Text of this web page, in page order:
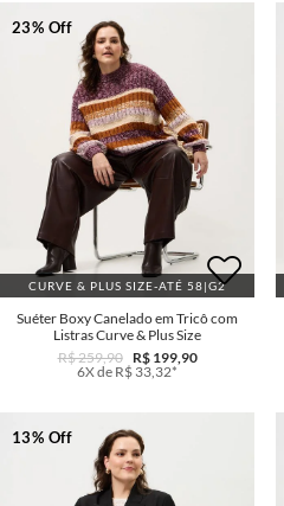
CURVE & PLUS SIZE-ATÉ 58|G2
23% Off
Suéter Boxy Canelado em Tricô com
Listras Curve & Plus Size
R$ 259,90
R$ 199,90
6X de R$ 33,32*
13% Off